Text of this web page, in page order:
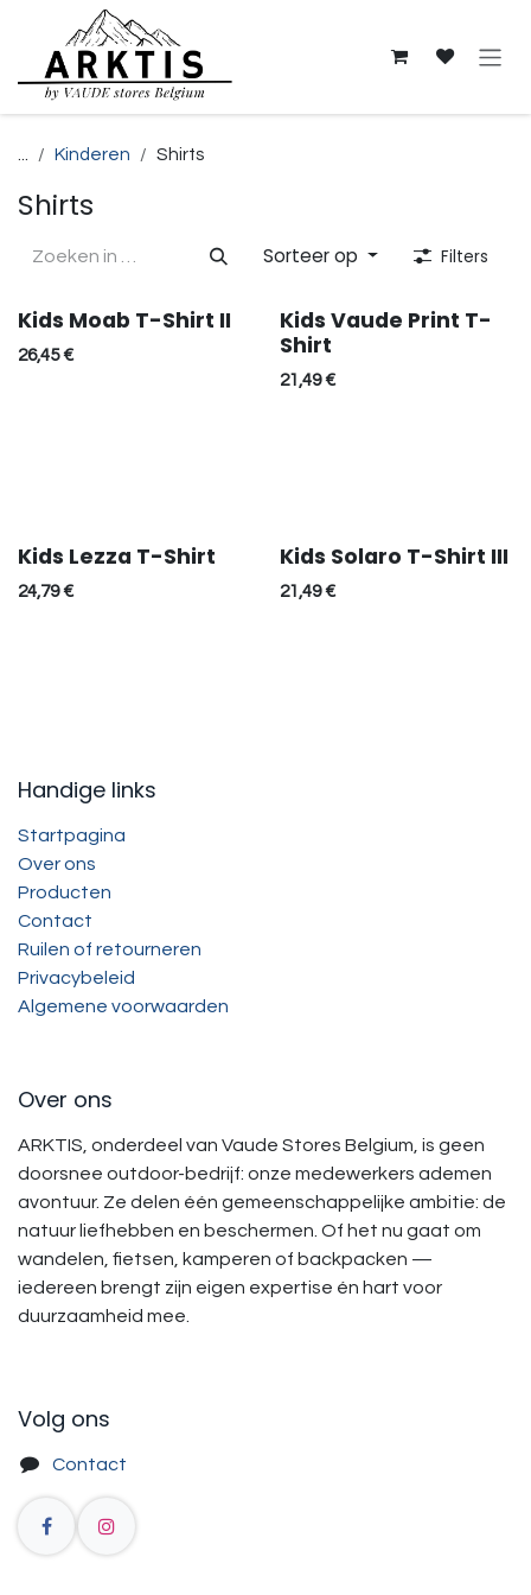
Overslaan naar inhoud
... Kinderen Shirts
Shirts
Sorteer op Filters
SALE
Kids Moab T-Shirt II
26,45€
SALE
Kids Vaude Print T-
Shirt
21,49€
SALE
Kids Lezza T-Shirt
24,79€
SALE
Kids Solaro T-Shirt III
21,49€
Handige links
Startpagina
Over ons
Producten
Contact
Ruilen of retourneren
Privacybeleid
Algemene voorwaarden
Over ons
ARKTIS, onderdeel van Vaude Stores Belgium, is geen
doorsnee outdoor-bedrijf: onze medewerkers ademen
avontuur. Ze delen één gemeenschappelijke ambitie: de
natuur liefhebben en beschermen. Of het nu gaat om
wandelen, fietsen, kamperen of backpacken —
iedereen brengt zijn eigen expertise én hart voor
duurzaamheid mee.
Volg ons
Contact